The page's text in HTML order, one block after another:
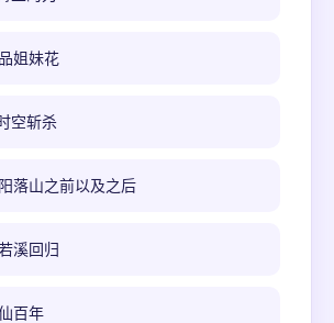
姐妹花
空斩杀
落山之前以及之后
溪回归
百年